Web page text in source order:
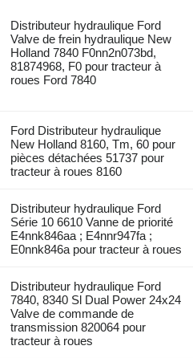
Distributeur hydraulique Ford
Valve de frein hydraulique New
Holland 7840 F0nn2n073bd,
81874968, F0 pour tracteur à
roues Ford 7840
Ford Distributeur hydraulique
New Holland 8160, Tm, 60 pour
pièces détachées 51737 pour
tracteur à roues 8160
Distributeur hydraulique Ford
Série 10 6610 Vanne de priorité
E4nnk846aa ; E4nnr947fa ;
E0nnk846a pour tracteur à roues
Distributeur hydraulique Ford
7840, 8340 Sl Dual Power 24x24
Valve de commande de
transmission 820064 pour
tracteur à roues